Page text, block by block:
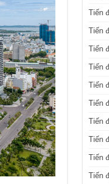
Tiến
Tiến
Tiến
Tiến
Tiến
Tiến
Tiến
Tiến
Tiến
Tiến